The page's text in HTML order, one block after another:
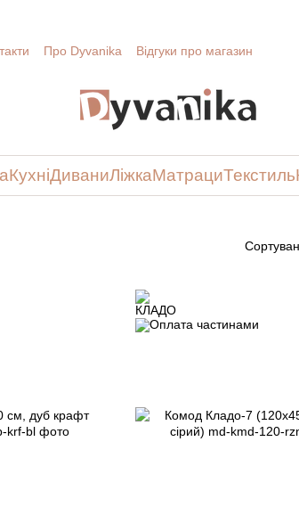
Про Dyvanika Відгуки про магазин
КухніДиваниЛіжкаМатрациТекстиль